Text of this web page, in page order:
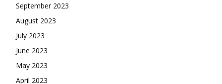
September 2023
August 2023
July 2023
June 2023
May 2023
April 2023